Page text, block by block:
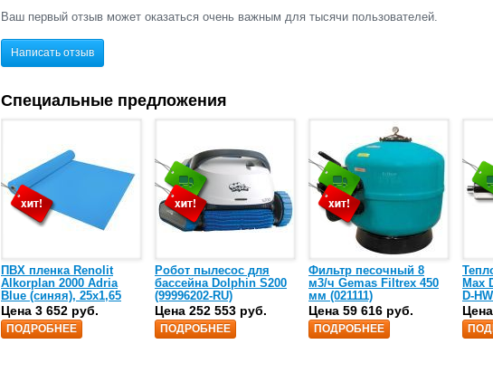
Ваш первый отзыв может оказаться очень важным для тысячи пользователей.
Написать отзыв
Специальные предложения
ПВХ пленка Renolit
Alkorplan 2000 Adria
Blue (синяя), 25х1,65
(35216203)
Цена 3 652 руб.
ПОДРОБНЕЕ
Робот пылесос для
бассейна Dolphin S200
(99996202-RU)
Цена 252 553 руб.
ПОДРОБНЕЕ
Фильтр песочный 8
м3/ч Gemas Filtrex 450
мм (021111)
Цена 59 616 руб.
ПОДРОБНЕЕ
Max
D-
25)